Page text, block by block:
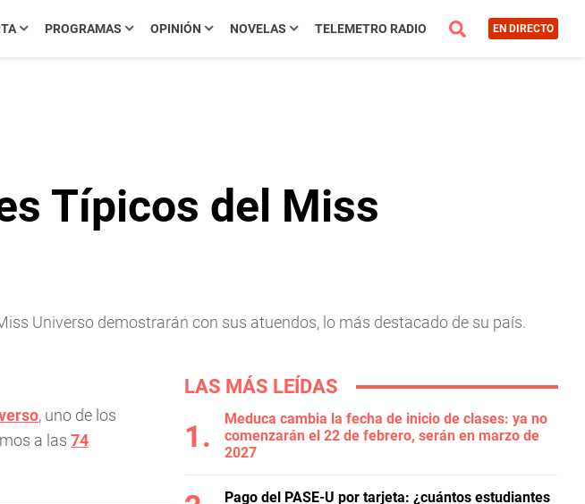
PROGRAMAS OPINIÓN NOVELAS TELEMETRO RADIO EN DIRECTO
Típicos del Miss
Universo demostrarán con sus atuendos, lo más destacado de su país.
, uno de los
a las 74
LAS MÁS LEÍDAS
Meduca cambia la fecha de inicio de clases: ya no
comenzarán el 22 de febrero, serán en marzo de
2027
Pago del PASE-U por tarjeta: ¿cuántos estudiantes